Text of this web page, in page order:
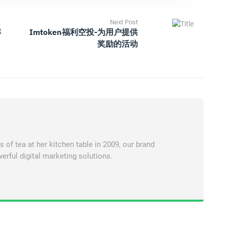
Next Post
Imtoken福利空投-为用户提供
奖励的活动
of tea at her kitchen table in 2009, our brand
digital marketing solutions.